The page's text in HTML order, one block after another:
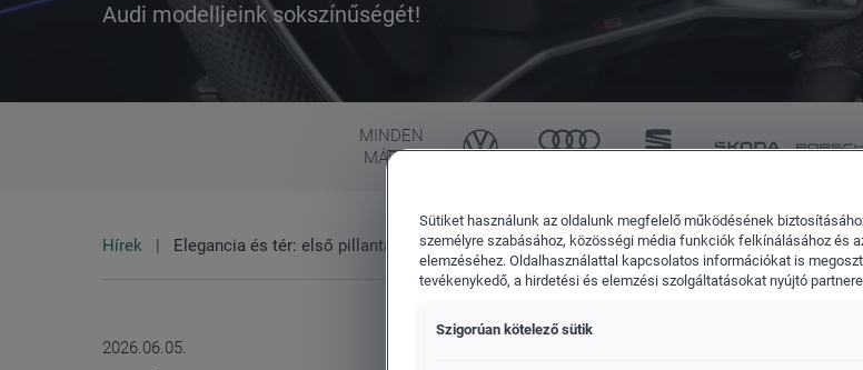
Audi modelljeink sokszínűségét!
MINDEN
MÁRKA
Hírek Elegancia és tér: első pillantás az új Audi Q9 utasterébe
2026.06.05.
Sütiket használunk az oldalunk megfelelő működésének
személyre szabásához, közösségi média funkciók felkínálásához és
elemzéséhez. Oldalhasználattal kapcsolatos információkat is
tevékenykedő, a hirdetési és elemzési szolgáltatásokat nyújtó
Szigorúan kötelező sütik